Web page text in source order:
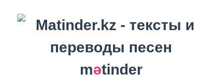
mәtinder